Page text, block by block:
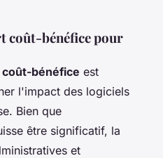
coût-bénéfice pour
bénéfice est
l'impact des logiciels
Bien que
être significatif, la
et